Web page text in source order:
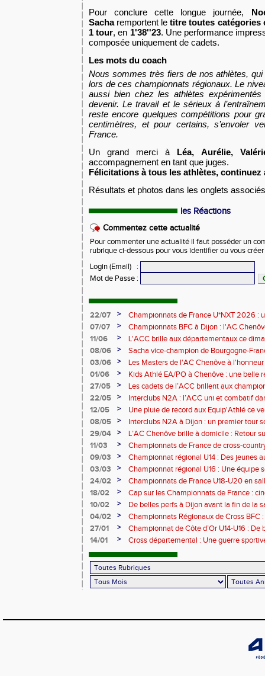
Pour conclure cette longue journée,
Sacharemportent letitre toutes catégories
1 tour, en 1'38''23. Une performance
composée uniquement de cadets.
Les mots du coach
Nous sommes très fiers de nos athlètes,
lors de ces championnats régionaux. Le
aussi bien chez les athlètes
devenir. Le travail et le sérieux à
reste encore quelques compétitions pour
centimètres, et pour certains, s’envoler
France.
Un grand merci à Léa, Aurélie,
accompagnement en tant que juges.
Félicitations à tous les athlètes, continuez
Résultats et photos dans les onglets associés
les Réactions
Commentez cette actualité
Pour commenter une actualité il faut posséder un
rubrique ci-dessous pour vous identifier ou vous
Login (Email)
:
Mot de Passe :
22/07 >
Championnats de France U*NXT 2026 :
d'enseignements pour nos deux cadets
07/07 >
Championnats BFC à Dijon : l'AC
des conditions exceptionnelles
11/06 >
L'ACC brille aux départementaux ce
08/06
>
Sacha vice-champion de Bourgogne-
recordman du club au décathlon
03/06 >
Les Masters de l'AC Chenôve à
Bourgogne-Franche-Comté à Dole
01/06 >
Kids Athlé EA/PO à Chenôve : une belle
27/05
>
Les cadets de l’ACC brillent aux
Dijon
22/05 >
Interclubs N2A : l’ACC uni et combatif
12/05
>
Une pluie de record aux Equip'Athlé ce
08/05
>
Interclubs N2A à Dijon : un premier tour
29/04
>
L’AC Chenôve brille à domicile : Retour
11/03
>
Championnats de France de cross-
Carhaix
09/03 >
Championnat régional U14 : Des jeunes
03/03
>
Championnat régional U16 : Une équipe
24/02
>
Championnats de France U18-U20 en
sommet
18/02 >
Cap sur les Championnats de France :
Sarrebourg
10/02 >
De belles perfs à Dijon avant la fin de la
04/02
>
Championnats Régionaux de Cross BFC
Vesoul
27/01 >
Championnat de Côte d’Or U14-U16 :
jeunes !
14/01 > Cross départemental : Une guerre